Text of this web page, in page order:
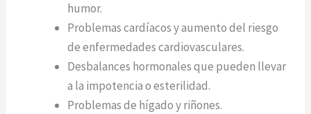
humor.
Problemas cardíacos y aumento del riesgo
de enfermedades cardiovasculares.
Desbalances hormonales que pueden llevar
a la impotencia o esterilidad.
Problemas de hígado y riñones.